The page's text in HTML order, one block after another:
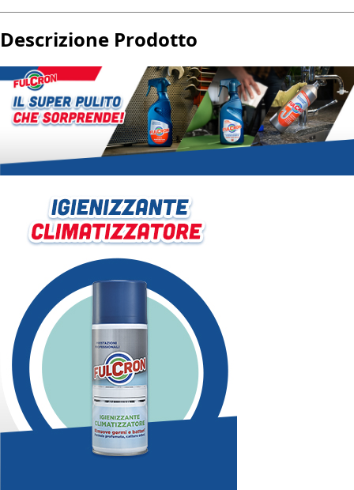
Descrizione Prodotto